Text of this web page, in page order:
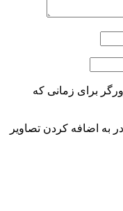
برای زمانی که
به اضافه کردن تصاویر